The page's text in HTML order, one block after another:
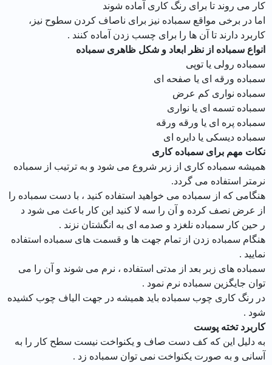
کار می روند تا برای رنگ کاری آماده شوند
اما در برخی مواقع سمباده نیز برای ناصاف کردن سطوح نیز،
کاربرد دارند تا آن ها را برای چسب زدن آماده کنند .
انواع سمباده از نظر ابعاد و شکل ظاهری سمباده
سمباده رولی یا توپی
سمباده ورقه ای یا صفحه ای
سمباده نواری کم عرض
سمباده تسمه ای یا نواری
سمباده پره ای یا ورقه ورقه
سمباده دیسکی یا دایره ای
نکات مهم برای سمباده کاری
همیشه سمباده کاری از زبر شروع می شود و به ترتیب از سمباده
نرمتر استفاده می گردد.
هنگامی که از سمباده می خواهید استفاده کنید ، با دست سمباده را
از عرض نصف کرده و آن را سه لا کنید این کار باعث می شود د
ر حین کار سمباده نلغزد و صدمه ای به انگشتان نزند .
هنگام سمباده زدن از تمام جهت ها و قسمت های سمباده استفاده
نمایید .
سمباده های زبر بعد از مدتی استفاده ، نرم می شوند و آن را می
توان جایگزین سمباده نرم نمود .
در رنگ کاری چوب سمباده باید همیشه در جهت الیاف چوب کشیده
شود .
کاربرد تخته پوست
به دلیل این که کف دست صاف و یکنواخت نیست سطح کار را به
آسانی و به صورت یکنواخت نمی توان سمباده زد .